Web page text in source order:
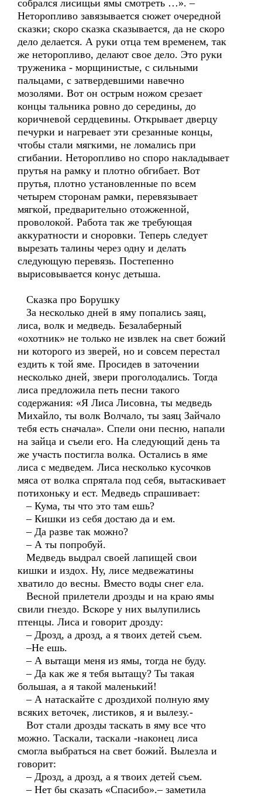
собрался лисищьи ямы смотреть …». –
Неторопливо завязывается сюжет очередной
сказки; скоро сказка сказывается, да не скоро
дело делается. А руки отца тем временем, так
же неторопливо, делают свое дело. Это руки
труженика - морщинистые, с сильными
пальцами, с затвердевшими навечно
мозолями. Вот он острым ножом срезает
концы тальника ровно до середины, до
коричневой сердцевины. Открывает дверцу
печурки и нагревает эти срезанные концы,
чтобы стали мягкими, не ломались при
сгибании. Неторопливо но споро накладывает
прутья на рамку и плотно обгибает. Вот
прутья, плотно установленные по всем
четырем сторонам рамки, перевязывает
мягкой, предварительно отожженной,
проволокой. Работа так же требующая
аккуратности и сноровки. Теперь следует
вырезать талины через одну и делать
следующую перевязь. Постепенно
вырисовывается конус детыша.
Сказка про Борушку
За несколько дней в яму попались заяц,
лиса, волк и медведь. Безалаберный
«охотник» не только не извлек на свет божий
ни которого из зверей, но и совсем перестал
ездить к той яме. Просидев в заточении
несколько дней, звери проголодались. Тогда
лиса предложила петь песни такого
содержания: «Я Лиса Лисовна, ты медведь
Михайло, ты волк Волчало, ты заяц Зайчало
тебя есть сначала». Спели они песню, напали
на зайца и съели его. На следующий день та
же участь постигла волка. Остались в яме
лиса с медведем. Лиса несколько кусочков
мяса от волка спрятала под себя, вытаскивает
потихоньку и ест. Медведь спрашивает:
– Кума, ты что это там ешь?
– Кишки из себя достаю да и ем.
– Да разве так можно?
– А ты попробуй.
Медведь выдрал своей лапищей свои
кишки и издох. Ну, лисе медвежатины
хватило до весны. Вместо воды снег ела.
Весной прилетели дрозды и на краю ямы
свили гнездо. Вскоре у них вылупились
птенцы. Лиса и говорит дрозду:
– Дрозд, а дрозд, а я твоих детей съем.
–Не ешь.
– А вытащи меня из ямы, тогда не буду.
– Да как же я тебя вытащу? Ты такая
большая, а я такой маленький!
– А натаскайте с дроздихой полную яму
всяких веточек, листиков, я и вылезу.-
Вот стали дрозды таскать в яму все что
можно. Таскали, таскали -наконец лиса
смогла выбраться на свет божий. Вылезла и
говорит:
– Дрозд, а дрозд, а я твоих детей съем.
– Нет бы сказать «Спасибо».– заметила